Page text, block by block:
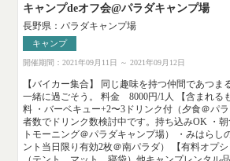
キャンプdeオフ会@パラダキャンプ場
長野県：パラダキャンプ場
キャンプ
開催期間：2021年09月11日 ～ 2021年09月12日
【バイカー集合】 同じ趣味を持つ仲間であつま
一緒に過ごそう。 料金 8000円/1人 【含まれる
料 ・バーベキュー+2〜3ドリンク付（夕食＠パ
者数でドリンク数検討中です。持ち込みOK ・
トモーニング＠パラダキャンプ場） ・みはらし
ント当日限り有効2枚＠南パラダ） 【有料オプ